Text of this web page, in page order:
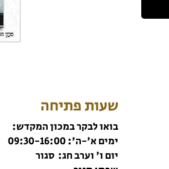
שעות פתיחה
בואו לבקר במכון המקדש:
ימים א'-ה': 09:30-16:00
יום ו' וערב חג: סגור